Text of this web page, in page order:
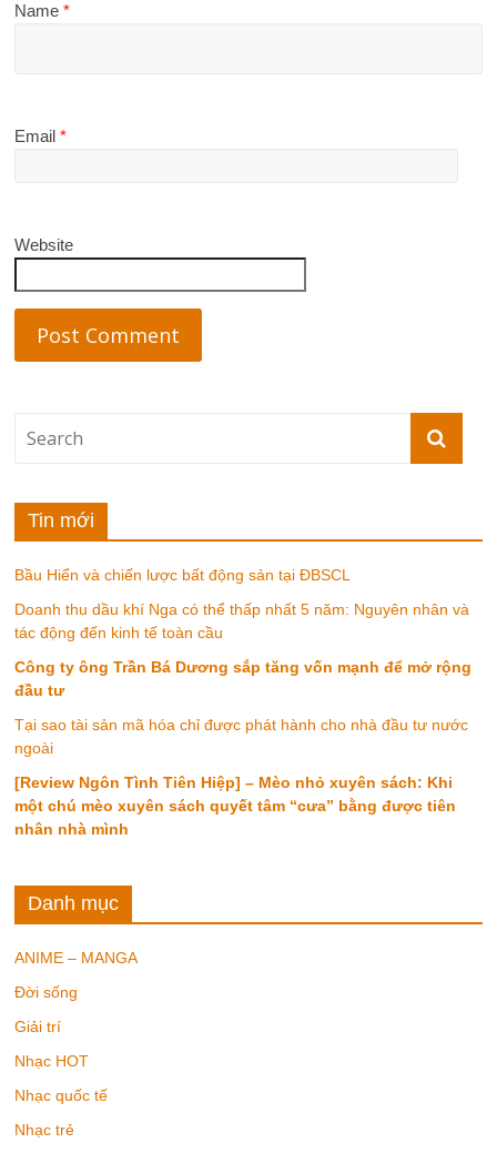
Name*
Email*
Website
Tin mới
Bầu Hiển và chiến lược bất động sản tại ĐBSCL
Doanh thu dầu khí Nga có thể thấp nhất 5 năm: Nguyên nhân và
tác động đến kinh tế toàn cầu
Công ty ông Trần Bá Dương sắp tăng vốn mạnh để mở rộng
đầu tư
Tại sao tài sản mã hóa chỉ được phát hành cho nhà đầu tư nước
ngoài
[Review Ngôn Tình Tiên Hiệp] – Mèo nhỏ xuyên sách: Khi
một chú mèo xuyên sách quyết tâm “cưa” bằng được tiên
nhân nhà mình
Danh mục
ANIME – MANGA
Đời sống
Giải trí
Nhạc HOT
Nhạc quốc tế
Nhạc trẻ